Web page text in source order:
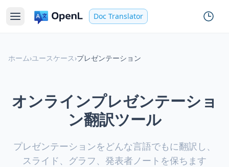
Doc Translator
ホーム›ユースケース›プレゼンテーション
オンラインプレゼンテーショ
ン翻訳ツール
プレゼンテーションをどんな言語でもに翻訳し、
スライド、グラフ、発表者ノートを保ちます